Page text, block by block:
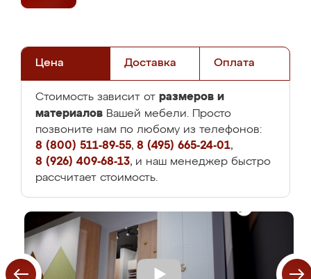
Цена Доставка Оплата
Стоимость зависит от размеров и
материалов Вашей мебели. Просто
позвоните нам по любому из телефонов:
8 (800) 511-89-55, 8 (495) 665-24-01,
8 (926) 409-68-13, и наш менеджер быстро
рассчитает стоимость.